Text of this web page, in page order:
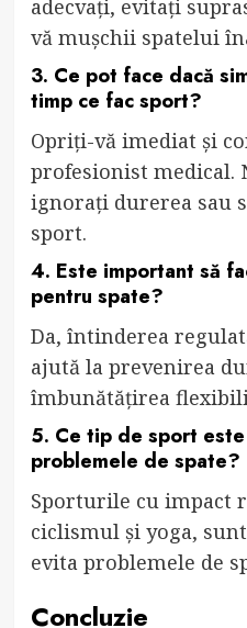
adecvați, evitați
vă mușchii spatelui
3. Ce pot face dacă
timp ce fac sport?
Opriți-vă imediat și
profesionist medical.
ignorați durerea sau
sport.
4. Este important să
pentru spate?
Da, întinderea
ajută la prevenirea
îmbunătățirea
5. Ce tip de sport
problemele de spate?
Sporturile cu impact
ciclismul și yoga,
evita problemele de
Concluzie